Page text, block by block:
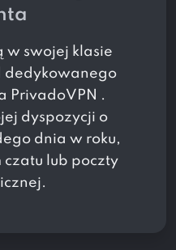
w swojej klasie
dedykowanego
PrivadoVPN .
dyspozycji o
dnia w roku,
lub poczty